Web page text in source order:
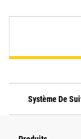
Système De